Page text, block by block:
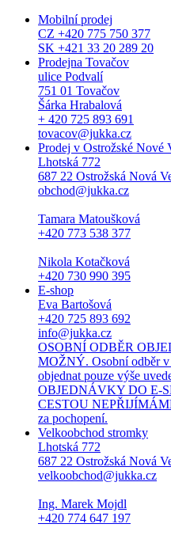
Mobilní prodej
CZ +420 775 750 377
SK +421 33 20 289 20
Prodejna Tovačov
ulice Podvalí
751 01 Tovačov
Šárka Hrabalová
+ 420 725 893 691
tovacov@jukka.cz
Prodej v Ostrožské Nové
Lhotská 772
687 22 Ostrožská Nová
obchod@jukka.cz
Tamara Matoušková
+420 773 538 377
Nikola Kotačková
+420 730 990 395
E-shop
Eva Bartošová
+420 725 893 692
info@jukka.cz
OSOBNÍ ODBĚR
MOŽNÝ. Osobní odběr v
objednat pouze výše
OBJEDNÁVKY DO E-
CESTOU
za pochopení.
Velkoobchod stromky
Lhotská 772
687 22 Ostrožská Nová
velkoobchod@jukka.cz
Ing. Marek Mojdl
+420 774 647 197